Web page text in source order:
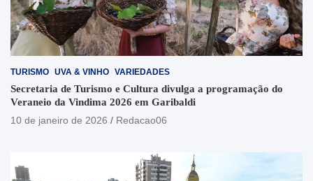
TURISMO UVA & VINHO VARIEDADES
Secretaria de Turismo e Cultura divulga a programação do
Veraneio da Vindima 2026 em Garibaldi
10 de janeiro de 2026
Redacao06